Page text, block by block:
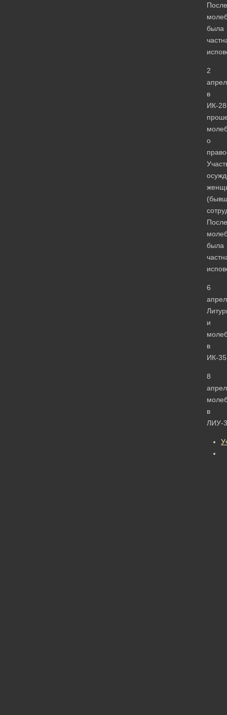
После
была
2
в
ИК-28
о
После
была
6
и
в
ИК-
8
в
ЛИУ-